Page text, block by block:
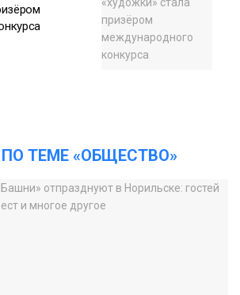
ТЕМЕ «ОБЩЕСТВО»